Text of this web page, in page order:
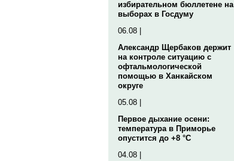
избирательном бюллетене на
выборах в Госдуму
06.08 |
Александр Щербаков держит
на контроле ситуацию с
офтальмологической
помощью в Ханкайском
округе
05.08 |
Первое дыхание осени:
температура в Приморье
опустится до +8 °C
04.08 |